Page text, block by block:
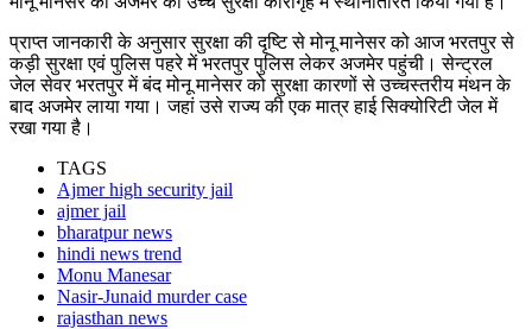
प्राप्त जानकारी के अनुसार सुरक्षा की दृष्टि से मोनू मानेसर को आज भरतपुर से
कड़ी सुरक्षा एवं पुलिस पहरे में भरतपुर पुलिस लेकर अजमेर पहुंची। सेन्ट्रल
जेल सेवर भरतपुर में बंद मोनू मानेसर को सुरक्षा कारणों से उच्चस्तरीय मंथन के
बाद अजमेर लाया गया। जहां उसे राज्य की एक मात्र हाई सिक्योरिटी जेल में
रखा गया है।
TAGS
Ajmer high security jail
ajmer jail
bharatpur news
hindi news trend
Monu Manesar
Nasir-Junaid murder case
rajasthan news